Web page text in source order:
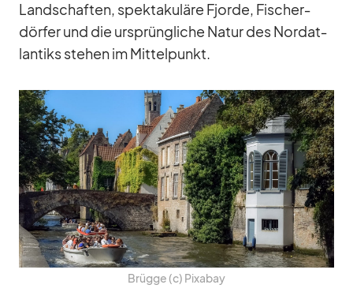
Land­schaf­ten, spek­ta­ku­läre Fjorde, Fi­scher­
dör­fer und die ur­sprüng­li­che Na­tur des Nord­at­
lan­tiks ste­hen im Mit­tel­punkt.
Brügge (c) Pix­a­bay